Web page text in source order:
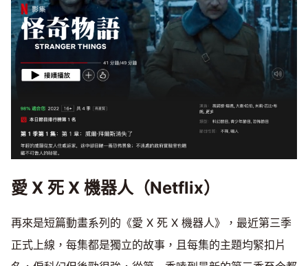
愛 X 死 X 機器人（Netflix）
再來是短篇動畫系列的《愛 X 死 X 機器人》，最近第三季
正式上線，每集都是獨立的故事，且每集的主題均緊扣片